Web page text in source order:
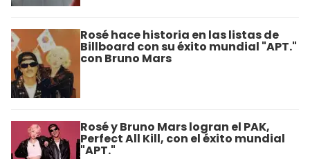
Rosé hace historia en las listas de
Billboard con su éxito mundial "APT."
con Bruno Mars
Rosé y Bruno Mars logran el PAK,
Perfect All Kill, con el éxito mundial
"APT."